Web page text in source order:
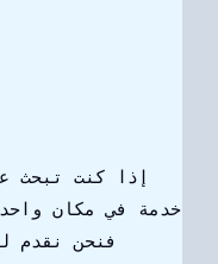
إذا كنت تبحث
خدمة في مكان
فنحن نقدم